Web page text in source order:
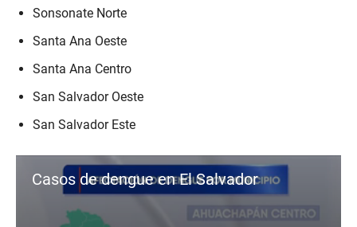
Sonsonate Norte
Santa Ana Oeste
Santa Ana Centro
San Salvador Oeste
San Salvador Este
Casos de dengue en El Salvador